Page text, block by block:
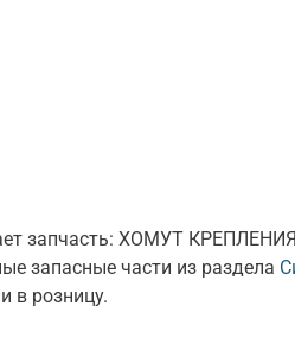
запчасть: ХОМУТ
запасные части из раздела
в розницу.